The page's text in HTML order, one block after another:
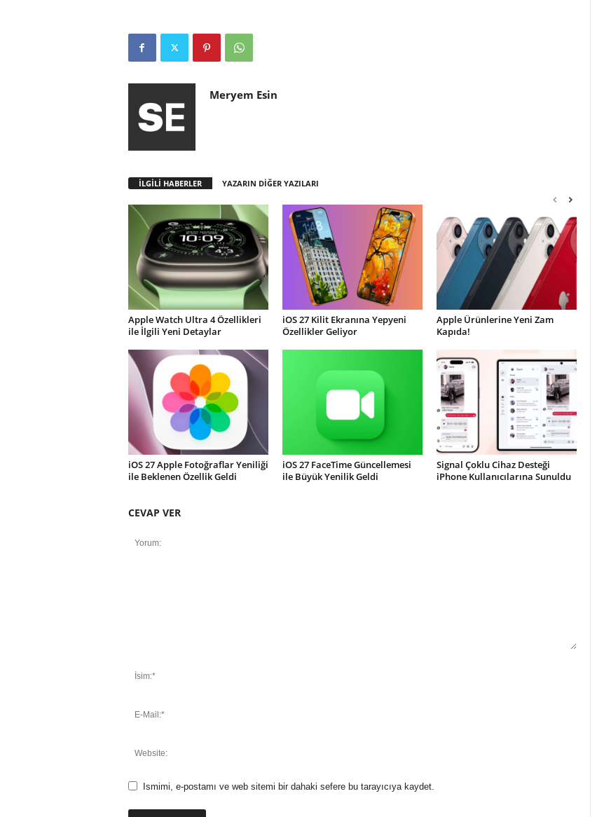
Meryem Esin
İLGİLİ HABERLER YAZARIN DİĞER YAZILARI
Apple Watch Ultra 4 Özellikleri
ile İlgili Yeni Detaylar
iOS 27 Kilit Ekranına Yepyeni
Özellikler Geliyor
Apple Ürünlerine Yeni Zam
Kapıda!
iOS 27 Apple Fotoğraflar Yeniliği
ile Beklenen Özellik Geldi
iOS 27 FaceTime Güncellemesi
ile Büyük Yenilik Geldi
Signal Çoklu Cihaz Desteği
iPhone Kullanıcılarına Sunuldu
CEVAP VER
Ismimi, e-postamı ve web sitemi bir dahaki sefere bu tarayıcıya kaydet.